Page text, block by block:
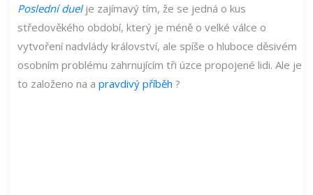
Poslední duel je zajímavý tím, že se jedná o kus
středověkého období, který je méně o velké válce o
vytvoření nadvlády království, ale spíše o hluboce děsivém
osobním problému zahrnujícím tři úzce propojené lidi. Ale je
to založeno na a pravdivý příběh ?